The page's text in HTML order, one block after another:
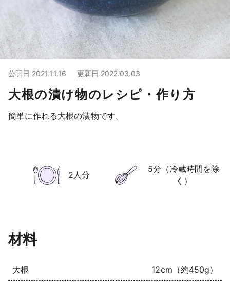
公開日 2021.11.16 更新日 2022.03.03
大根の漬け物のレシピ・作り方
簡単に作れる大根の漬物です。
2人分
5分（冷蔵時間を除
く）
材料
大根 12cm（約450g）